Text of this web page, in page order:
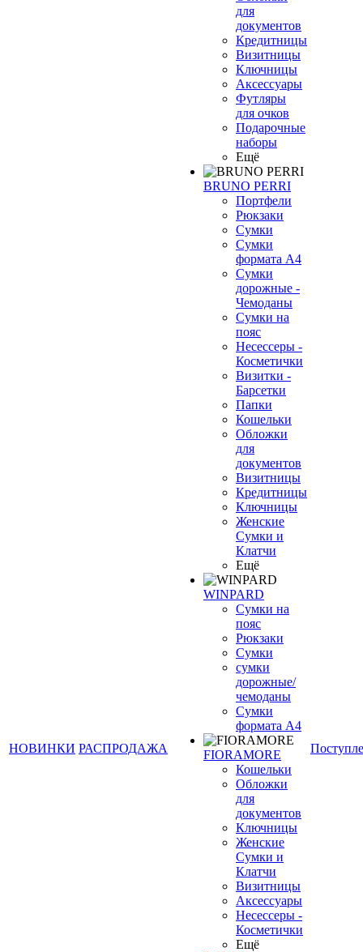
НОВИНКИ РАСПРОДАЖА
для
документов
Кредитницы
Визитницы
Ключницы
Аксессуары
Футляры
для очков
Подарочные
наборы
Ещё
BRUNO PERRI
Портфели
Рюкзаки
Сумки
Сумки
формата А4
Сумки
дорожные -
Чемоданы
Сумки на
пояс
Несессеры -
Косметички
Визитки -
Барсетки
Папки
Кошельки
Обложки
для
документов
Визитницы
Кредитницы
Ключницы
Женские
Сумки и
Клатчи
Ещё
WINPARD
Сумки на
пояс
Рюкзаки
Сумки
сумки
дорожные/
чемоданы
Сумки
формата А4
FIORAMORE
Кошельки
Обложки
для
документов
Ключницы
Женские
Сумки и
Клатчи
Визитницы
Аксессуары
Несессеры -
Косметички
Ещё